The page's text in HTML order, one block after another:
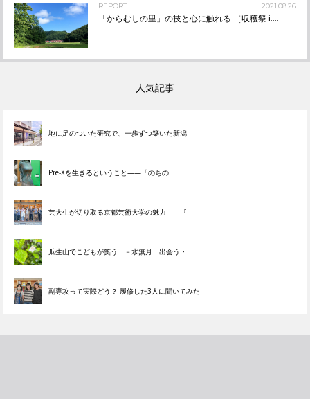
REPORT 2021.08.26
「からむしの里」の技と心に触れる ［収穫祭 i....
人気記事
地に足のついた研究で、一歩ずつ築いた新潟....
Pre-Xを生きるということ——「のちの....
芸大生が切り取る京都芸術大学の魅力――『....
瓜生山でこどもが笑う －水無月 出会う・....
副専攻って実際どう？ 履修した3人に聞いてみた